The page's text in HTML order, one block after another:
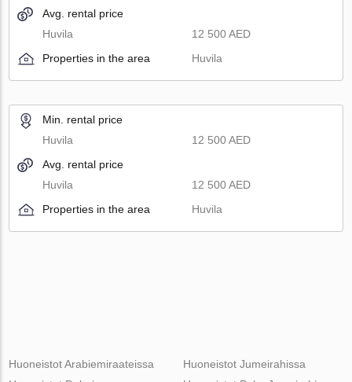
Avg. rental price
Huvila
12 500 AED
Properties in the area
Huvila
Min. rental price
Huvila
12 500 AED
Avg. rental price
Huvila
12 500 AED
Properties in the area
Huvila
Huoneistot Arabiemiraateissa
Huoneistot Jumeirahissa